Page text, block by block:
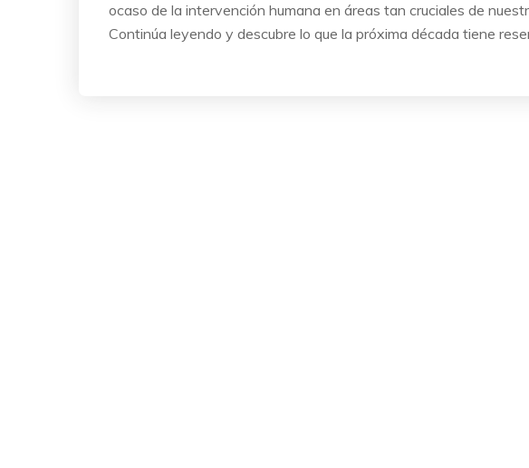
ocaso de la intervención humana en áreas tan cruciales de
Continúa leyendo y descubre lo que la próxima década tiene